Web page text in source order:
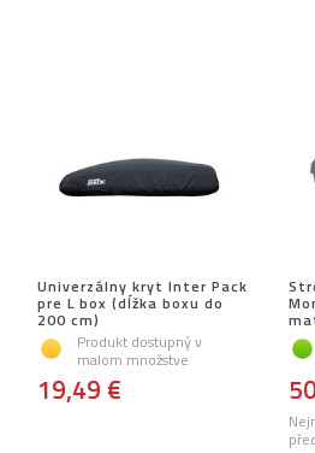
Univerzálny kryt Inter Pack
pre L box (dĺžka boxu do
200 cm)
Produkt dostupný v
malom množstve
19,49 €